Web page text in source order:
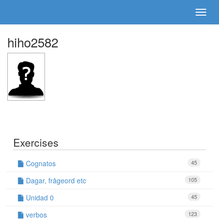
hiho2582
Exercises
45
Cognatos
105
Dagar, frågeord etc
45
Unidad 0
123
verbos